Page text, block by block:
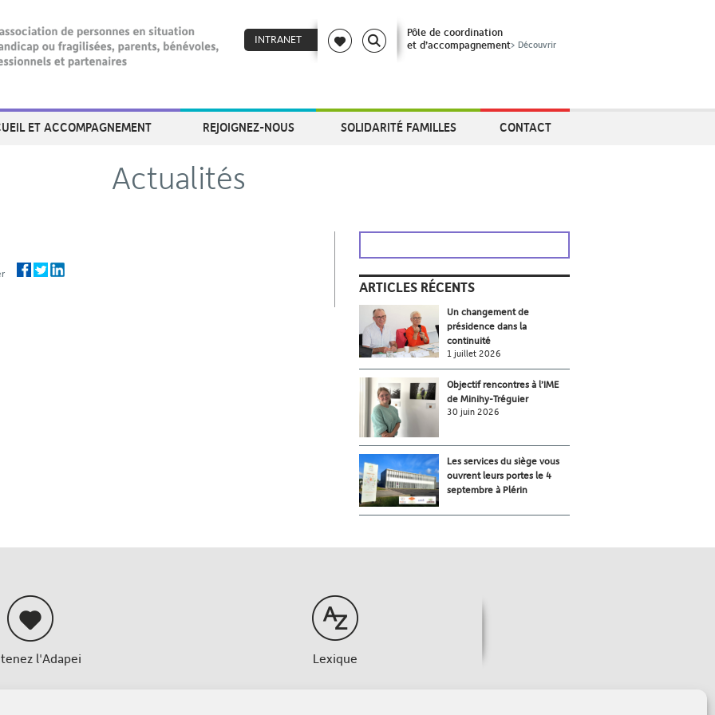
INTRANET
Pôle de coordination
et d’accompagnement> Découvrir
ET ACCOMPAGNEMENT REJOIGNEZ-NOUS SOLIDARITÉ FAMILLES CONTACT
Actualités
ARTICLES RÉCENTS
Un changement de
présidence dans la
continuité
1 juillet 2026
Objectif rencontres à l’IME
de Minihy-Tréguier
30 juin 2026
Les services du siège vous
ouvrent leurs portes le 4
septembre à Plérin
l'Adapei Lexique